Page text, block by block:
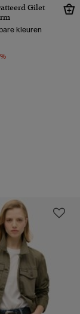
Gilet
kleuren
van